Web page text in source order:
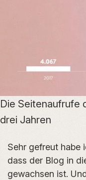
Die Seitenaufrufe
drei Jahren
Sehr gefreut habe
dass der Blog in
gewachsen ist.